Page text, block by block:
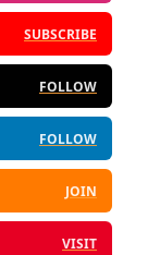
SUBSCRIBE
FOLLOW
FOLLOW
JOIN
VISIT